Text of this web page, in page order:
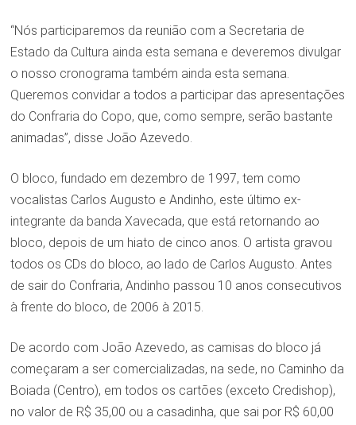
“Nós participaremos da reunião com a Secretaria de
Estado da Cultura ainda esta semana e deveremos divulgar
o nosso cronograma também ainda esta semana.
Queremos convidar a todos a participar das apresentações
do Confraria do Copo, que, como sempre, serão bastante
animadas”, disse João Azevedo.
O bloco, fundado em dezembro de 1997, tem como
vocalistas Carlos Augusto e Andinho, este último ex-
integrante da banda Xavecada, que está retornando ao
bloco, depois de um hiato de cinco anos. O artista gravou
todos os CDs do bloco, ao lado de Carlos Augusto. Antes
de sair do Confraria, Andinho passou 10 anos consecutivos
à frente do bloco, de 2006 à 2015.
De acordo com João Azevedo, as camisas do bloco já
começaram a ser comercializadas, na sede, no Caminho da
Boiada (Centro), em todos os cartões (exceto Credishop),
no valor de R$ 35,00 ou a casadinha, que sai por R$ 60,00